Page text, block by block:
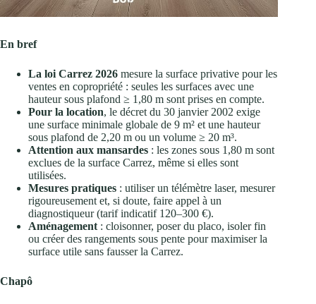
En bref
La loi Carrez 2026 mesure la surface privative pour les
ventes en copropriété : seules les surfaces avec une
hauteur sous plafond ≥ 1,80 m sont prises en compte.
Pour la location, le décret du 30 janvier 2002 exige
une surface minimale globale de 9 m² et une hauteur
sous plafond de 2,20 m ou un volume ≥ 20 m³.
Attention aux mansardes : les zones sous 1,80 m sont
exclues de la surface Carrez, même si elles sont
utilisées.
Mesures pratiques : utiliser un télémètre laser, mesurer
rigoureusement et, si doute, faire appel à un
diagnostiqueur (tarif indicatif 120–300 €).
Aménagement : cloisonner, poser du placo, isoler fin
ou créer des rangements sous pente pour maximiser la
surface utile sans fausser la Carrez.
Chapô